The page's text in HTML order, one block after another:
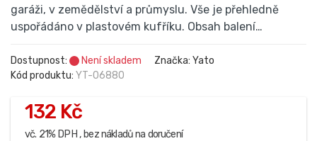
garáži, v zemědělství a průmyslu. Vše je přehledně
uspořádáno v plastovém kufříku. Obsah balení…
Dostupnost: Není skladem
Značka: Yato
Kód produktu: YT-06880
132 Kč
vč. 21% DPH , bez nákladů na doručení